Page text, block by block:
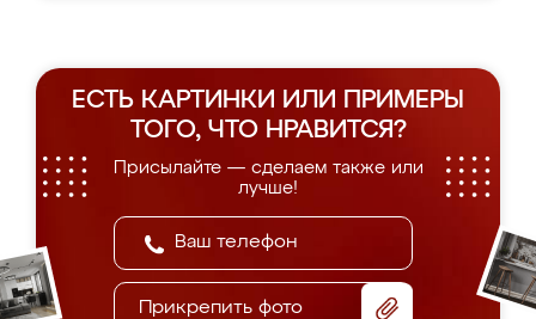
ЕСТЬ КАРТИНКИ ИЛИ ПРИМЕРЫ
ТОГО, ЧТО НРАВИТСЯ?
Присылайте — сделаем также или
лучше!
Прикрепить фото